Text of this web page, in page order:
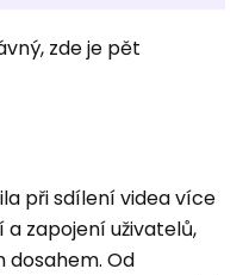
zde je pět
při sdílení videa více
a zapojení uživatelů,
dosahem. Od